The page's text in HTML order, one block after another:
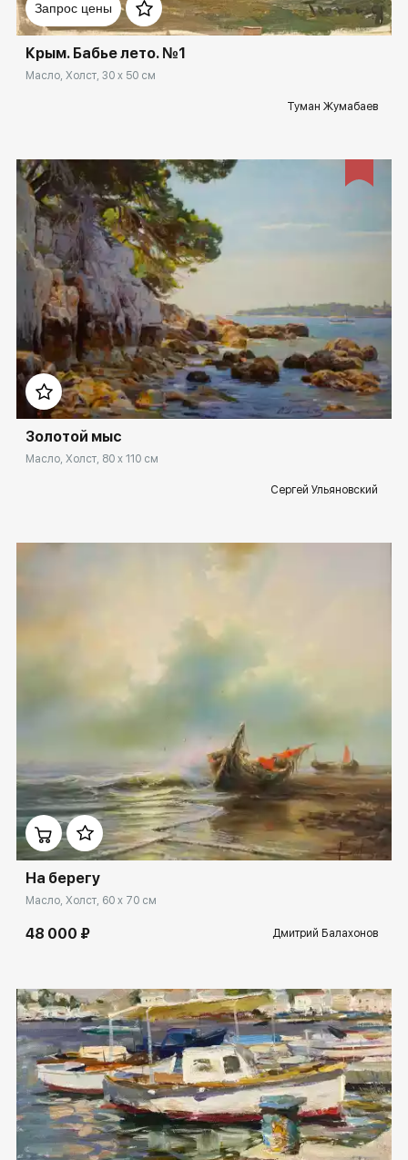
Запрос цены
Крым. Бабье лето. №1
Масло, Холст, 30 x 50 см
Туман Жумабаев
Домен: rakovgallery.ru
Золотой мыс
Масло, Холст, 80 x 110 см
Сергей Ульяновский
Домен: rakovgallery.ru
На берегу
Масло, Холст, 60 x 70 см
48 000 ₽ Дмитрий Балахонов